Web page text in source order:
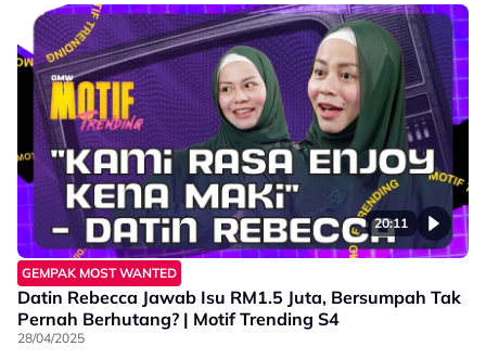
20:11
GEMPAK MOST WANTED
Datin Rebecca Jawab Isu RM1.5 Juta, Bersumpah Tak
Pernah Berhutang? | Motif Trending S4
28/04/2025